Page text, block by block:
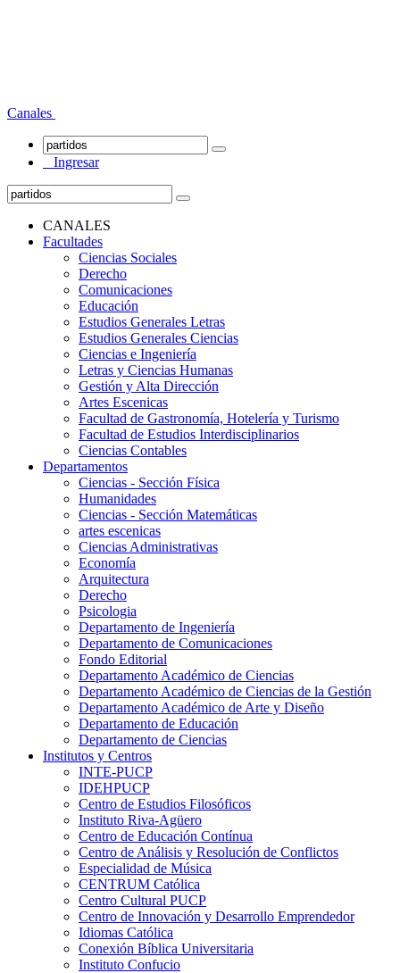
Canales
Ingresar
CANALES
Facultades
Ciencias Sociales
Derecho
Comunicaciones
Educación
Estudios Generales Letras
Estudios Generales Ciencias
Ciencias e Ingeniería
Letras y Ciencias Humanas
Gestión y Alta Dirección
Artes Escenicas
Facultad de Gastronomía, Hotelería y Turismo
Facultad de Estudios Interdisciplinarios
Ciencias Contables
Departamentos
Ciencias - Sección Física
Humanidades
Ciencias - Sección Matemáticas
artes escenicas
Ciencias Administrativas
Economía
Arquitectura
Derecho
Psicologia
Departamento de Ingeniería
Departamento de Comunicaciones
Fondo Editorial
Departamento Académico de Ciencias
Departamento Académico de Ciencias de la Gestión
Departamento Académico de Arte y Diseño
Departamento de Educación
Departamento de Ciencias
Institutos y Centros
INTE-PUCP
IDEHPUCP
Centro de Estudios Filosóficos
Instituto Riva-Agüero
Centro de Educación Contínua
Centro de Análisis y Resolución de Conflictos
Especialidad de Música
CENTRUM Católica
Centro Cultural PUCP
Centro de Innovación y Desarrollo Emprendedor
Idiomas Católica
Conexión Bíblica Universitaria
Instituto Confucio